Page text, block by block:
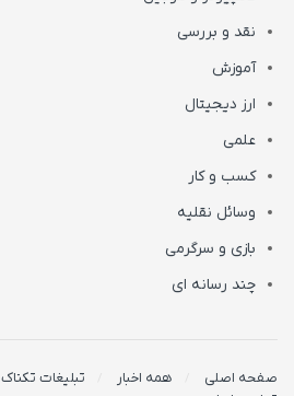
نقد و بررسی
آموزش
ارز دیجیتال
علمی
کسب و کار
وسائل نقلیه
بازی و سرگرمی
چند رسانه ای
صفحه اصلی همه اخبار تبلیغات تکناک